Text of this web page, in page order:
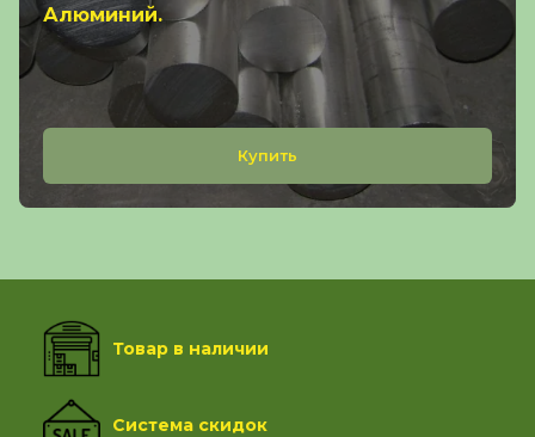
Алюминий.
Купить
Товар в наличии
Система скидок